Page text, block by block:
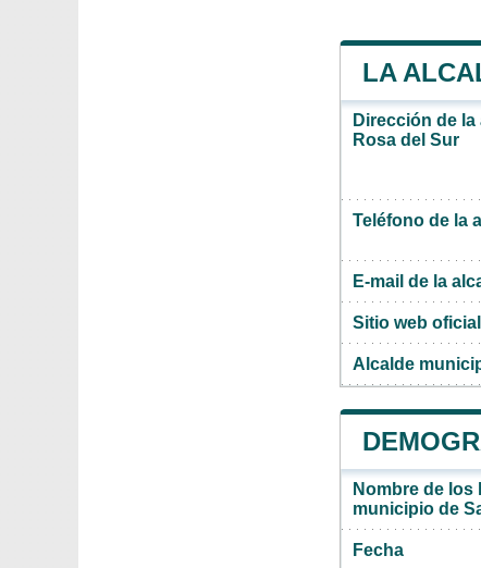
LA
Dirección de
Rosa del Sur
Teléfono de la
E-mail de la
Sitio web
Alcalde
Nombre de los
municipio de
Fecha